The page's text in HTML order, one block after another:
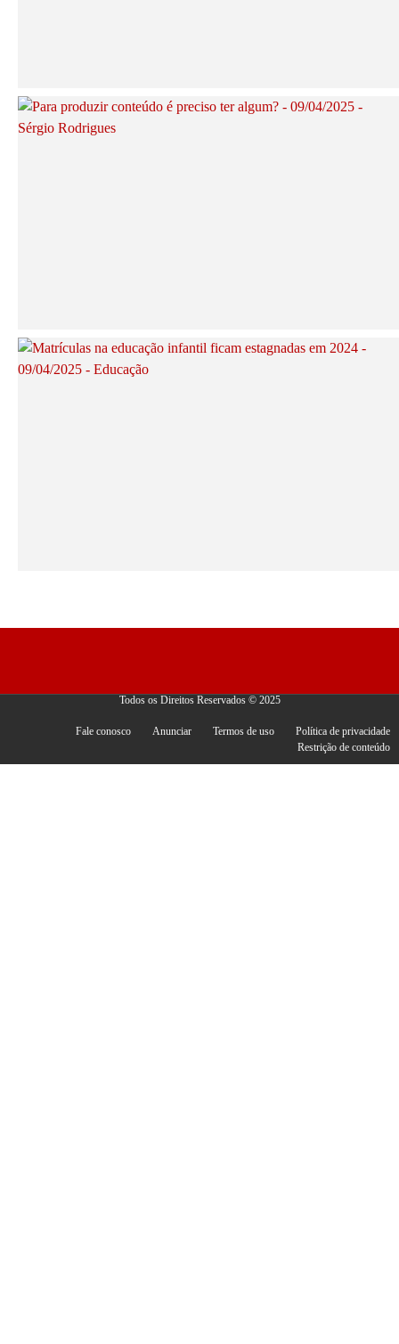
Todos os Direitos Reservados © 2025
Fale conosco Anunciar Termos de uso
Política de privacidade
Restrição de conteúdo